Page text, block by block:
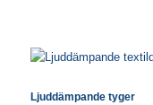
Ljuddämpande tyger